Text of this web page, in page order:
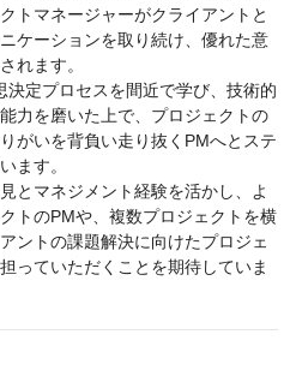
トマネージャーがクライアントと
ケーションを取り続け、優れた意
れます。
決定プロセスを間近で学び、技術的
力を磨いた上で、プロジェクトの
がいを背負い走り抜くPMへとステ
ます。
とマネジメント経験を活かし、よ
トのPMや、複数プロジェクトを横
ントの課題解決に向けたプロジェ
っていただくことを期待していま